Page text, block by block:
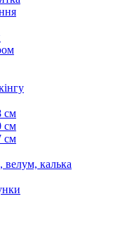
см
см
см
велум, калька